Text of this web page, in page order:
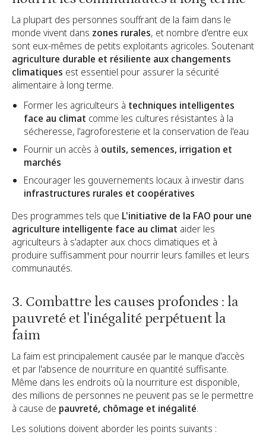
La plupart des personnes souffrant de la faim dans le
monde vivent dans zones rurales, et nombre d'entre eux
sont eux-mêmes de petits exploitants agricoles. Soutenant
agriculture durable et résiliente aux changements
climatiques est essentiel pour assurer la sécurité
alimentaire à long terme.
Former les agriculteurs à techniques intelligentes
face au climat comme les cultures résistantes à la
sécheresse, l'agroforesterie et la conservation de l'eau
Fournir un accès à outils, semences, irrigation et
marchés
Encourager les gouvernements locaux à investir dans
infrastructures rurales et coopératives
Des programmes tels que L'initiative de la FAO pour une
agriculture intelligente face au climat aider les
agriculteurs à s'adapter aux chocs climatiques et à
produire suffisamment pour nourrir leurs familles et leurs
communautés.
3. Combattre les causes profondes : la
pauvreté et l'inégalité perpétuent la
faim
La faim est principalement causée par le manque d'accès
et par l'absence de nourriture en quantité suffisante.
Même dans les endroits où la nourriture est disponible,
des millions de personnes ne peuvent pas se le permettre
à cause de pauvreté, chômage et inégalité.
Les solutions doivent aborder les points suivants :